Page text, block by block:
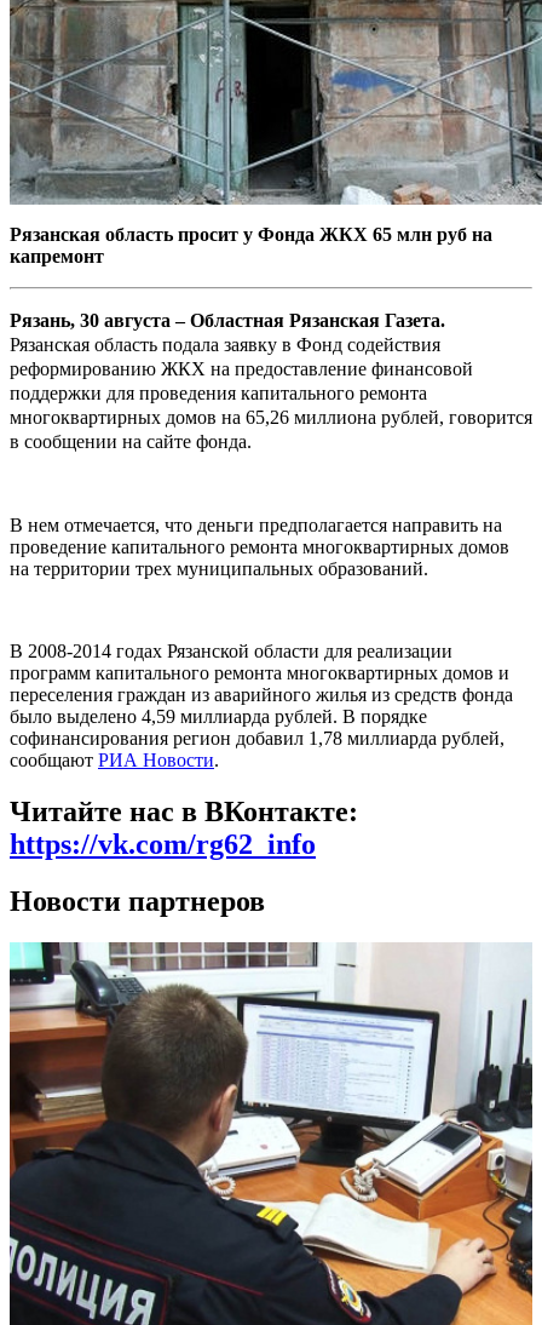
Рязанская область просит у Фонда ЖКХ 65 млн руб на
капремонт
Рязань, 30 августа – Областная Рязанская Газета.
Рязанская область подала заявку в Фонд содействия
реформированию ЖКХ на предоставление финансовой
поддержки для проведения капитального ремонта
многоквартирных домов на 65,26 миллиона рублей, говорится
в сообщении на сайте фонда.
В нем отмечается, что деньги предполагается направить на
проведение капитального ремонта многоквартирных домов
на территории трех муниципальных образований.
В 2008-2014 годах Рязанской области для реализации
программ капитального ремонта многоквартирных домов и
переселения граждан из аварийного жилья из средств фонда
было выделено 4,59 миллиарда рублей. В порядке
софинансирования регион добавил 1,78 миллиарда рублей,
сообщают РИА Новости.
Читайте нас в ВКонтакте:
https://vk.com/rg62_info
Новости партнеров